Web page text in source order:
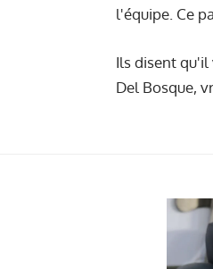
l'équipe. Ce
Ils disent qu'il
Del Bosque,